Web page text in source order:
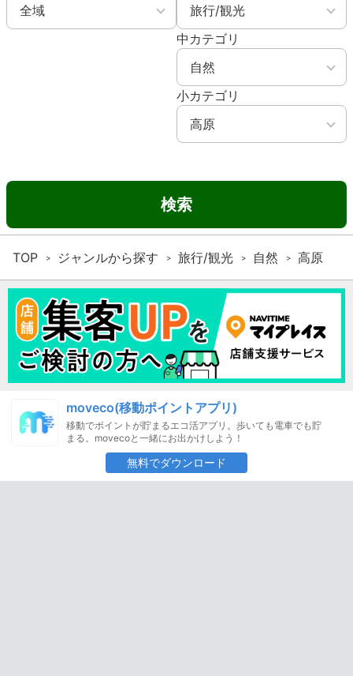
中カテゴリ
小カテゴリ
検索
TOP ジャンルから探す 旅行/観光 自然 高原
moveco(移動ポイントアプリ)
移動でポイントが貯まるエコ活アプリ。歩いても電車でも貯
まる。movecoと一緒にお出かけしよう！
無料でダウンロード